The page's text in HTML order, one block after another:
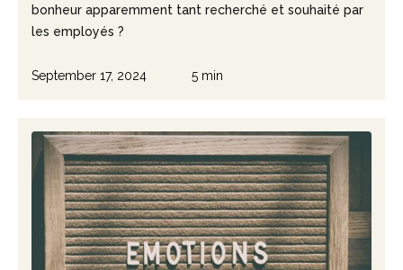
bonheur apparemment tant recherché et souhaité par
les employés ?
September 17, 2024 5 min